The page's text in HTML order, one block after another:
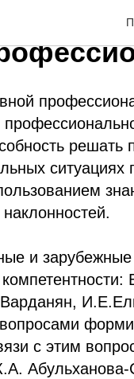
о
решать
ситуациях
и
с этим